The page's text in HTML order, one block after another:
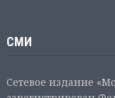
СМИ
Сетевое издание